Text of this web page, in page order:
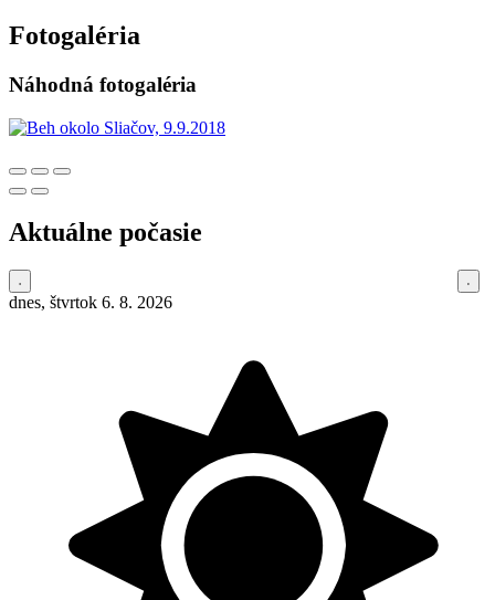
Fotogaléria
Náhodná fotogaléria
Aktuálne počasie
dnes, štvrtok 6. 8. 2026